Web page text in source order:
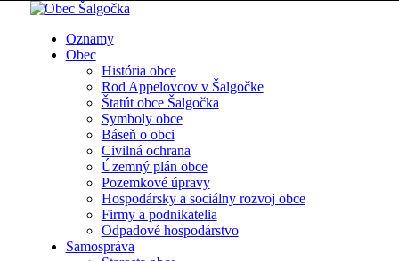
Oznamy
Obec
História obce
Rod Appelovcov v Šalgočke
Štatút obce Šalgočka
Symboly obce
Báseň o obci
Civilná ochrana
Územný plán obce
Pozemkové úpravy
Hospodársky a sociálny rozvoj obce
Firmy a podnikatelia
Odpadové hospodárstvo
Samospráva